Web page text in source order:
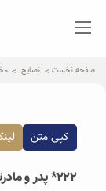
صفحه نخست نصایح
کپی متن
۲۲۲* پدر و